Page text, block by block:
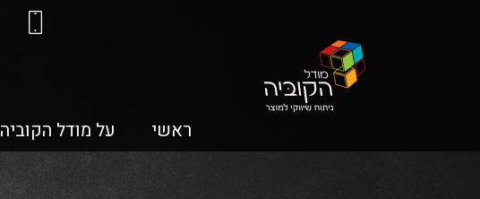
ראשי על מודל הקוביה